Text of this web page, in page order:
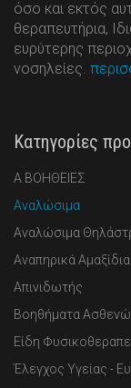
όσο και εκτός
θεραπευτήρια,
ευρύτερης
νοσηλείες.
Κατηγορίες
Α ΒΟΗΘΕΙΕΣ
Αναλώσιμα
Αναλώσιμα
Αναπηρικά Αμαξίδια
Απινιδωτής
Βοηθήματα
Είδη
Έλεγχος Υγείας -